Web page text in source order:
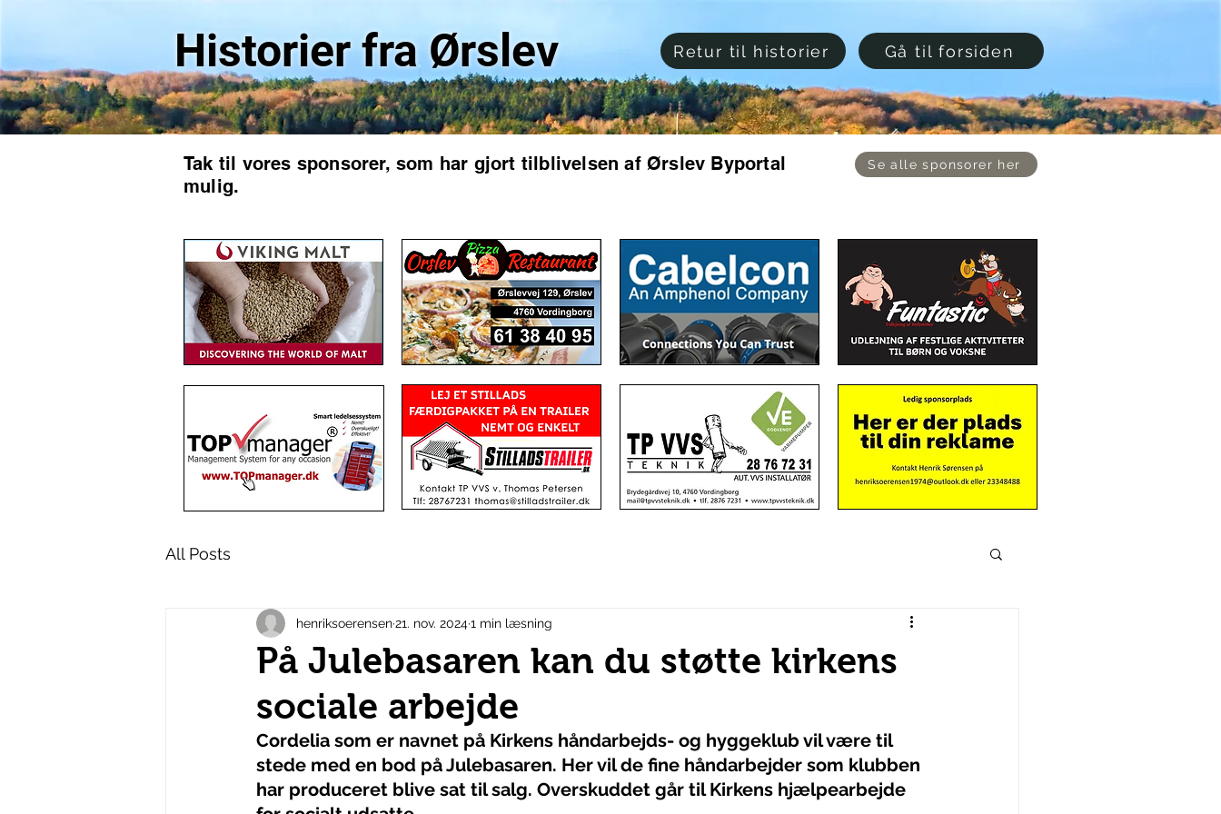
Historier fra Ørslev Retur til historier Gå til forsiden
Tak til vores sponsorer, som har gjort tilblivelsen af Ørslev Byportal
mulig.
Se alle sponsorer her
All Posts
På Julebasaren kan du støtte kirkens
sociale arbejde
henriksoerensen21. nov. 20241 min læsning
Cordelia som er navnet på Kirkens håndarbejds- og hyggeklub vil være til
stede med en bod på Julebasaren. Her vil de fine håndarbejder som klubben
har produceret blive sat til salg. Overskuddet går til Kirkens hjælpearbejde